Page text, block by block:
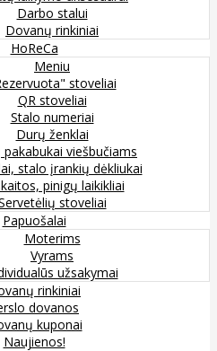
Darbo stalui
Dovanų rinkiniai
HoReCa
Meniu
stoveliai
QR stoveliai
Stalo numeriai
Durų ženklai
pakabukai viešbučiams
stalo įrankių dėkliukai
pinigų laikikliai
stoveliai
Papuošalai
Moterims
Vyrams
užsakymai
rinkiniai
dovanos
kuponai
Naujienos!